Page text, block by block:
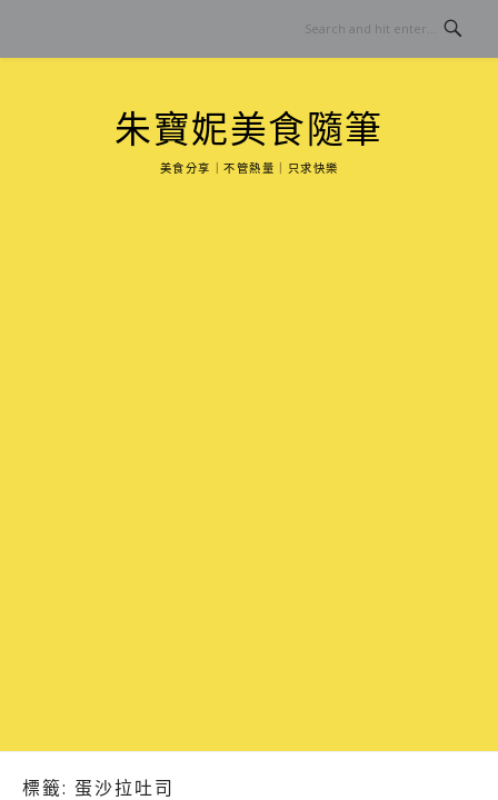
content
朱寶妮美食隨筆
美食分享｜不管熱量｜只求快樂
標籤: 蛋沙拉吐司